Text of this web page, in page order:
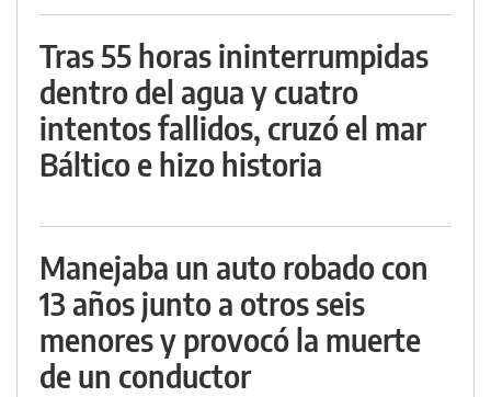
Tras 55 horas ininterrumpidas
dentro del agua y cuatro
intentos fallidos, cruzó el mar
Báltico e hizo historia
Manejaba un auto robado con
13 años junto a otros seis
menores y provocó la muerte
de un conductor